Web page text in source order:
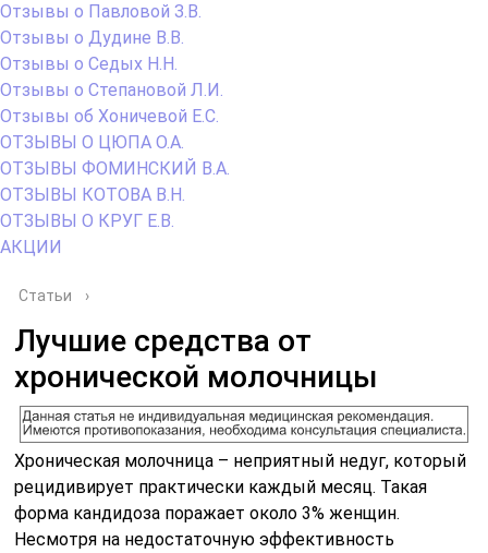
Отзывы о Павловой З.В.
Отзывы о Дудине В.В.
Отзывы о Седых Н.Н.
Отзывы о Степановой Л.И.
Отзывы об Хоничевой Е.С.
ОТЗЫВЫ О ЦЮПА О.А.
ОТЗЫВЫ ФОМИНСКИЙ В.А.
ОТЗЫВЫ КОТОВА В.Н.
ОТЗЫВЫ О КРУГ Е.В.
АКЦИИ
Статьи ›
Лучшие средства от
хронической молочницы
Хроническая молочница – неприятный недуг, который
рецидивирует практически каждый месяц. Такая
форма кандидоза поражает около 3% женщин.
Несмотря на недостаточную эффективность